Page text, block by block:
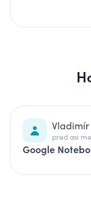
Vladimír
pred asi
Google